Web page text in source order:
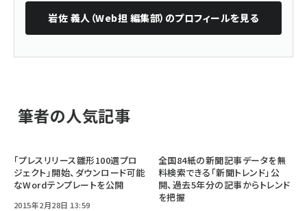
岩佐 義人（Web担 編集部） のプロフィールを見る
筆者の人気記事
「プレスリリース雛形100選プロ
ジェクト」開始、ダウンロード可能
なWordテンプレートを公開
2015年2月28日 13:59
全国84紙の新聞記事データを無
料検索できる「新聞トレンド」公
開、過去5年分の記事からトレンド
を把握